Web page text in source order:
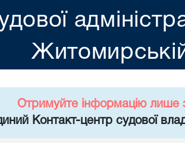
Отримуйте інформацію лише
Контакт-центр судової